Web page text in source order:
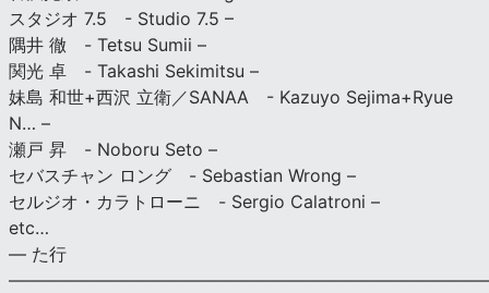
スタジオ 7.5 - Studio 7.5 –
隅井 徹 - Tetsu Sumii –
関光 卓 - Takashi Sekimitsu –
妹島 和世+西沢 立衛／SANAA - Kazuyo Sejima+Ryue
N… –
瀬戸 昇 - Noboru Seto –
セバスチャン ロング - Sebastian Wrong –
セルジオ・カラトローニ - Sergio Calatroni –
etc…
— た行